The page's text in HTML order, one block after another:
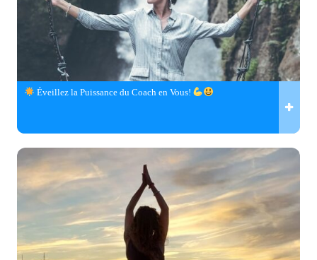
Éveillez la Puissance du Coach en Vous!